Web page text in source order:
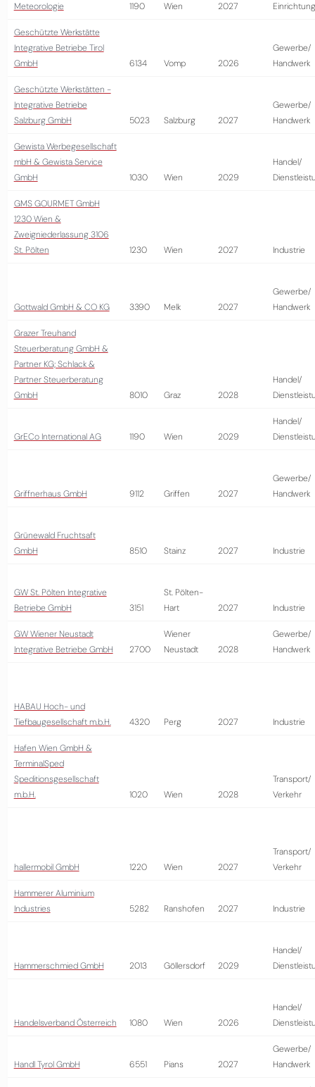
Meteorologie
1190 Wien 2027
Einrichtung
Geschützte Werkstätte
Integrative Betriebe Tirol
GmbH
6134 Vomp 2026
Gewerbe/
Handwerk
Geschützte Werkstätten -
Integrative Betriebe
Salzburg GmbH
5023 Salzburg 2027
Gewerbe/
Handwerk
Gewista Werbegesellschaft
mbH & Gewista Service
GmbH
1030 Wien 2029
Handel/
GMS GOURMET GmbH
1230 Wien &
Zweigniederlassung 3106
St. Pölten
1230 Wien 2027 Industrie
Gottwald GmbH & CO KG 3390 Melk 2027
Gewerbe/
Handwerk
Grazer Treuhand
Steuerberatung GmbH &
Partner KG; Schlack &
Partner Steuerberatung
GmbH
8010 Graz 2028
Handel/
GrECo International AG 1190 Wien 2029
Handel/
Griffnerhaus GmbH 9112 Griffen 2027
Gewerbe/
Handwerk
Grünewald Fruchtsaft
GmbH
8510 Stainz 2027 Industrie
GW St. Pölten Integrative
Betriebe GmbH
3151
St. Pölten-
Hart
2027 Industrie
GW Wiener Neustadt
Integrative Betriebe GmbH
2700
Wiener
Neustadt
2028
Gewerbe/
Handwerk
HABAU Hoch- und
Tiefbaugesellschaft m.b.H.
4320 Perg 2027 Industrie
Hafen Wien GmbH &
TerminalSped
Speditionsgesellschaft
m.b.H.
1020 Wien 2028
Transport/
Verkehr
hallermobil GmbH 1220 Wien 2027
Transport/
Verkehr
Hammerer Aluminium
Industries
5282 Ranshofen 2027 Industrie
Hammerschmied GmbH 2013 Göllersdorf 2029
Handel/
Handelsverband Österreich 1080 Wien 2026
Handel/
Handl Tyrol GmbH 6551 Pians 2027
Gewerbe/
Handwerk